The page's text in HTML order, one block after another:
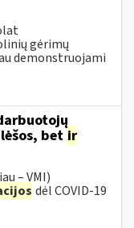
gėrimų
demonstruojami
bet ir
– VMI)
dėl COVID-19